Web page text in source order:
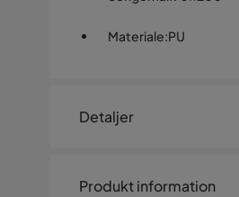
Materiale:PU
Detaljer
Størrelse
Produkt information